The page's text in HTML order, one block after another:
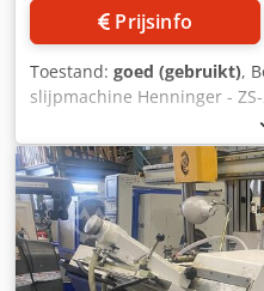
Prijsinfo
Toestand: goed (gebruikt),
slijpmachine Henninger -